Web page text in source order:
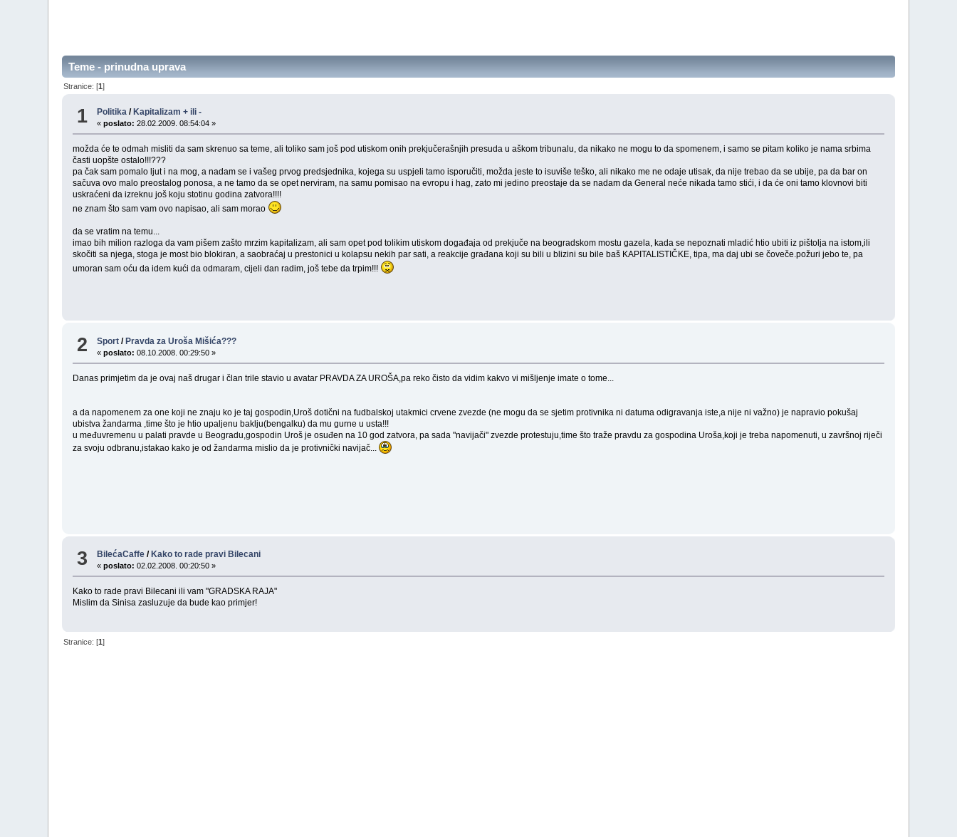
Teme - prinudna uprava
Stranice: [1]
1 Politika / Kapitalizam + ili -
«poslato: 28.02.2009. 08:54:04 »
možda će te odmah misliti da sam skrenuo sa teme, ali toliko sam još pod utiskom onih prekjučerašnjih presuda u aškom tribunalu, da nikako ne mogu to da spomenem, i samo se pitam koliko je nama srbima
časti uopšte ostalo!!!???
pa čak sam pomalo ljut i na mog, a nadam se i vašeg prvog predsjednika, kojega su uspjeli tamo isporučiti, možda jeste to isuviše teško, ali nikako me ne odaje utisak, da nije trebao da se ubije, pa da bar on
sačuva ovo malo preostalog ponosa, a ne tamo da se opet nerviram, na samu pomisao na evropu i hag, zato mi jedino preostaje da se nadam da General neće nikada tamo stići, i da će oni tamo klovnovi biti
uskraćeni da izreknu još koju stotinu godina zatvora!!!!
ne znam što sam vam ovo napisao, ali sam morao
da se vratim na temu...
imao bih milion razloga da vam pišem zašto mrzim kapitalizam, ali sam opet pod tolikim utiskom događaja od prekjuče na beogradskom mostu gazela, kada se nepoznati mladić htio ubiti iz pištolja na istom,ili
skočiti sa njega, stoga je most bio blokiran, a saobraćaj u prestonici u kolapsu nekih par sati, a reakcije građana koji su bili u blizini su bile baš KAPITALISTIČKE, tipa, ma daj ubi se čoveče.požuri jebo te, pa
umoran sam oću da idem kući da odmaram, cijeli dan radim, još tebe da trpim!!!
2 Sport /Pravda za Uroša Mišića???
«poslato: 08.10.2008. 00:29:50 »
Danas primjetim da je ovaj naš drugar i član trile stavio u avatar PRAVDA ZA UROŠA,pa reko čisto da vidim kakvo vi mišljenje imate o tome...
a da napomenem za one koji ne znaju ko je taj gospodin,Uroš dotični na fudbalskoj utakmici crvene zvezde (ne mogu da se sjetim protivnika ni datuma odigravanja iste,a nije ni važno) je napravio pokušaj
ubistva žandarma ,time što je htio upaljenu baklju(bengalku) da mu gurne u usta!!!
u međuvremenu u palati pravde u Beogradu,gospodin Uroš je osuđen na 10 god zatvora, pa sada "navijači" zvezde protestuju,time što traže pravdu za gospodina Uroša,koji je treba napomenuti, u završnoj riječi
za svoju odbranu,istakao kako je od žandarma mislio da je protivnički navijač...
3 BilećaCaffe / Kako to rade pravi Bilecani
«poslato: 02.02.2008. 00:20:50 »
Kako to rade pravi Bilecani ili vam "GRADSKA RAJA"
Mislim da Sinisa zasluzuje da bude kao primjer!
Stranice: [1]